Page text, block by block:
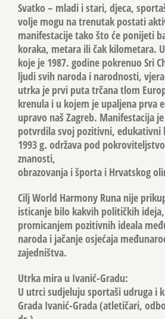
Svatko – mladi i stari, djeca,
volje mogu na trenutak postati
manifestacije tako što će ponijeti
koraka, metara ili čak kilometara.
koje je 1987. godine pokrenuo Sri
ljudi svih naroda i narodnosti,
utrka je prvi puta trčana tlom
krenula i u kojem je upaljena prva
upravo naš Zagreb. Manifestacija
potvrdila svoj pozitivni, edukativni
1993 g. održava pod
znanosti,
obrazovanja i športa i Hrvatskog
Cilj World Harmony Runa nije
isticanje bilo kakvih političkih ideja,
promicanjem pozitivnih ideala
naroda i jačanje osjećaja
zajedništva.
Utrka mira u Ivanić-Gradu:
U utrci sudjeluju sportaši udruga i
Grada Ivanić-Grada (atletičari,